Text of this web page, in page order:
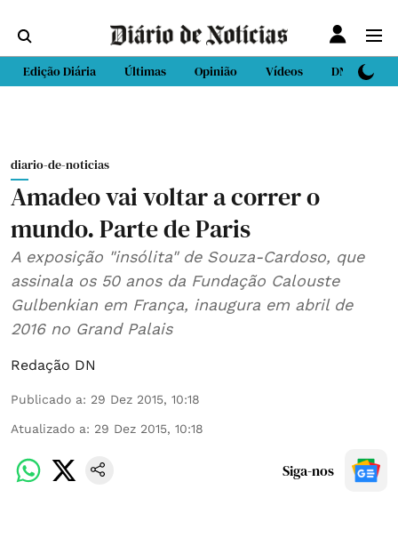
Edição Diária Últimas Opinião Vídeos DN Sport
diario-de-noticias
Amadeo vai voltar a correr o
mundo. Parte de Paris
A exposição "insólita" de Souza-Cardoso, que
assinala os 50 anos da Fundação Calouste
Gulbenkian em França, inaugura em abril de
2016 no Grand Palais
Redação DN
Publicado a: 29 Dez 2015, 10:18
Atualizado a: 29 Dez 2015, 10:18
Siga-nos